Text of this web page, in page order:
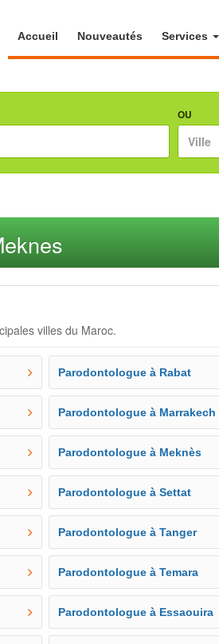
Accueil Nouveautés Services
OU
villes du Maroc.
Parodontologue à Rabat
Parodontologue à Marrakech
Parodontologue à Meknès
Parodontologue à Settat
Parodontologue à Tanger
Parodontologue à Temara
Parodontologue à Essaouira